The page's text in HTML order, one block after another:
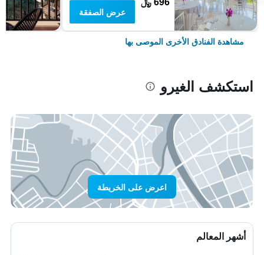
عرض الصفقة
مشاهدة الفنادق الأخرى الموصى بها
استكشف الغيرو
اعرض على الخريطة
أشهر المعالم